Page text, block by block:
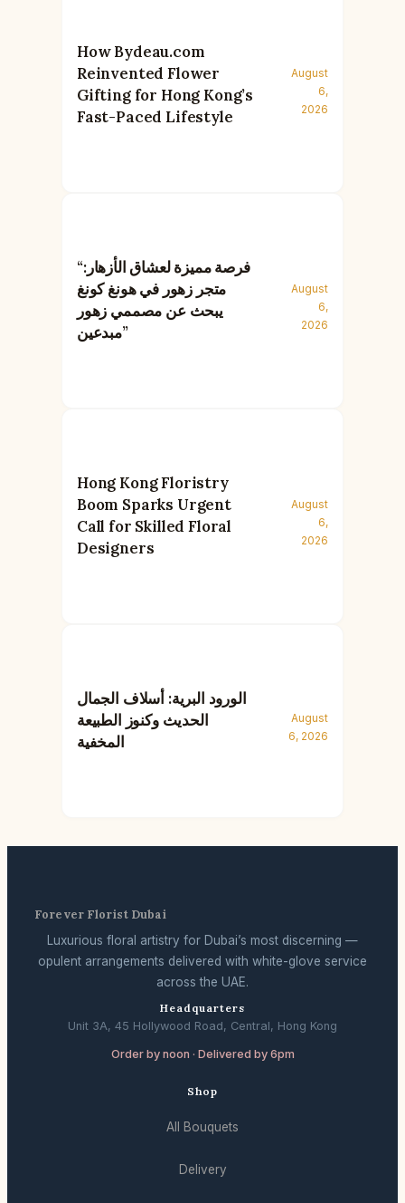
How Bydeau.com
Reinvented Flower
Gifting for Hong Kong’s
Fast-Paced Lifestyle
August
6,
2026
“فرصة مميزة لعشاق الأزهار:
متجر زهور في هونغ كونغ
يبحث عن مصممي زهور
مبدعين”
August
6,
2026
Hong Kong Floristry
Boom Sparks Urgent
Call for Skilled Floral
Designers
August
6,
2026
الورود البرية: أسلاف الجمال
الحديث وكنوز الطبيعة
المخفية
August
6, 2026
Forever Florist Dubai
Luxurious floral artistry for Dubai’s most discerning —
opulent arrangements delivered with white-glove service
across the UAE.
Headquarters
Unit 3A, 45 Hollywood Road, Central, Hong Kong
Order by noon · Delivered by 6pm
Shop
All Bouquets
Delivery